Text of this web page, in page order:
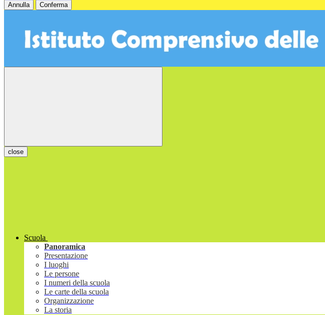
Annulla Conferma
close
Scuola
Panoramica
Presentazione
I luoghi
Le persone
I numeri della scuola
Le carte della scuola
Organizzazione
La storia